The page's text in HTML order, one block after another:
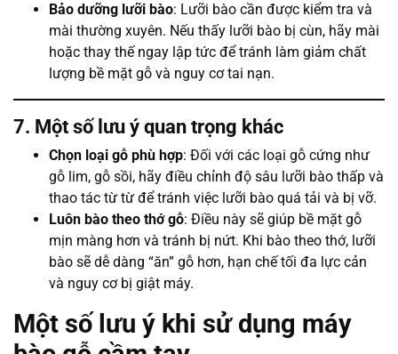
Bảo dưỡng lưỡi bào: Lưỡi bào cần được kiểm tra và
mài thường xuyên. Nếu thấy lưỡi bào bị cùn, hãy mài
hoặc thay thế ngay lập tức để tránh làm giảm chất
lượng bề mặt gỗ và nguy cơ tai nạn.
7. Một số lưu ý quan trọng khác
Chọn loại gỗ phù hợp: Đối với các loại gỗ cứng như
gỗ lim, gỗ sồi, hãy điều chỉnh độ sâu lưỡi bào thấp và
thao tác từ từ để tránh việc lưỡi bào quá tải và bị vỡ.
Luôn bào theo thớ gỗ: Điều này sẽ giúp bề mặt gỗ
mịn màng hơn và tránh bị nứt. Khi bào theo thớ, lưỡi
bào sẽ dễ dàng “ăn” gỗ hơn, hạn chế tối đa lực cản
và nguy cơ bị giật máy.
Một số lưu ý khi sử dụng máy